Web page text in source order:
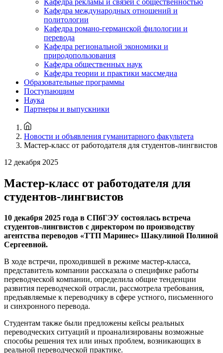
Кафедра рекламы и связей с общественностью
Кафедра международных отношений и
политологии
Кафедра романо-германской филологии и
перевода
Кафедра региональной экономики и
природопользования
Кафедра общественных наук
Кафедра теории и практики массмедиа
Образовательные программы
Поступающим
Наука
Партнеры и выпускники
Новости и объявления гуманитарного факультета
Мастер-класс от работодателя для студентов-лингвистов
12 декабря 2025
Мастер-класс от работодателя для
студентов-лингвистов
10 декабря 2025 года в СПбГЭУ состоялась встреча
студентов-лингвистов с директором по производству
агентства переводов «ТТП Маринес» Шакулиной Полиной
Сергеевной.
В ходе встречи, проходившей в режиме мастер-класса,
представитель компании рассказала о специфике работы
переводческой компании, определила общие тенденции
развития переводческой отрасли, рассмотрела требования,
предъявляемые к переводчику в сфере устного, письменного
и синхронного перевода.
Студентам также были предложены кейсы реальных
переводческих ситуаций и проанализированы возможные
способы решения тех или иных проблем, возникающих в
реальной переводческой практике.